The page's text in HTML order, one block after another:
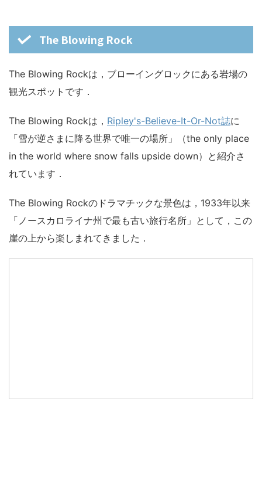
The Blowing Rock
The Blowing Rockは，ブローイングロックにある岩場の
観光スポットです．
The Blowing Rockは， Ripley's-Believe-It-Or-Not誌に
「雪が逆さまに降る世界で唯一の場所」（the only place
in the world where snow falls upside down）と紹介さ
れています．
The Blowing Rockのドラマチックな景色は，1933年以来
「ノースカロライナ州で最も古い旅行名所」として，この
崖の上から楽しまれてきました．